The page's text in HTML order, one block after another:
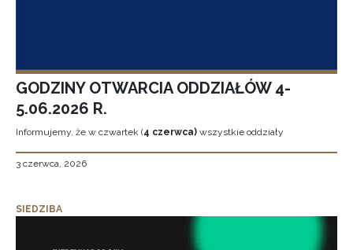
GODZINY OTWARCIA ODDZIAŁÓW 4-
5.06.2026 R.
Informujemy, że w czwartek (4 czerwca) wszystkie oddziały
3 czerwca, 2026
SIEDZIBA